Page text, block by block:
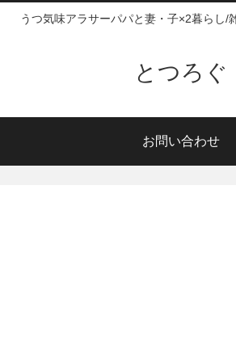
うつ気味アラサーパパと妻・子×2暮らし/
とつろぐ
お問い合わせ